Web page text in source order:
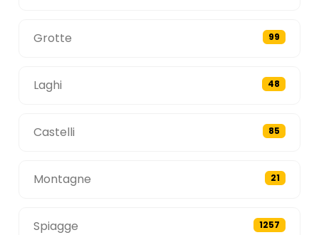
Grotte 99
Laghi 48
Castelli 85
Montagne 21
Spiagge 1257